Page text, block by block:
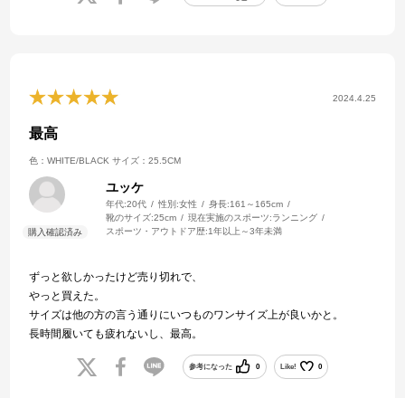
自分のかかとが細いので、隙間が空く部分はインソールで補助する予
定です。
2024.4.25
最高
色：WHITE/BLACK サイズ：25.5CM
ユッケ
年代:20代 性別:女性 身長:161～165cm
靴のサイズ:25cm 現在実施のスポーツ:ランニング
スポーツ・アウトドア歴:1年以上～3年未満
ずっと欲しかったけど売り切れで、
やっと買えた。
サイズは他の方の言う通りにいつものワンサイズ上が良いかと。
長時間履いても疲れないし、最高。
参考になった 0 Like! 0